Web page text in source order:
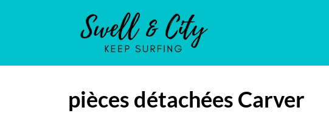
pièces détachées Carver